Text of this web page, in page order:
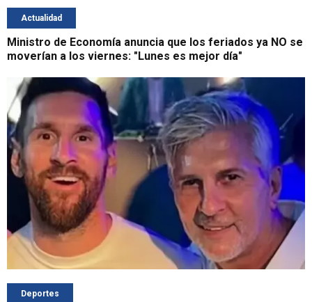
Actualidad
Ministro de Economía anuncia que los feriados ya NO se
moverían a los viernes: "Lunes es mejor día"
Deportes